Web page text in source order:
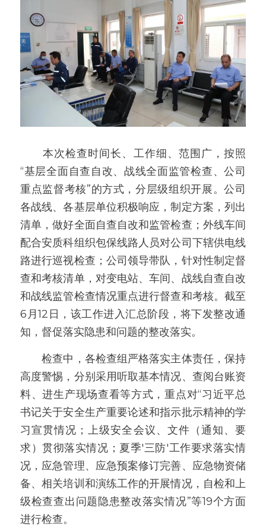
本次检查时间长、工作细、范围广，按照
“基层全面自查自改、战线全面监管检查、公司
重点监督考核”的方式，分层级组织开展。公司
各战线、各基层单位积极响应，制定方案，列出
清单，做好全面自查自改和监管检查；外线车间
配合安质科组织包保线路人员对公司下辖供电线
路进行巡视检查；公司领导带队，针对性制定督
查和考核清单，对变电站、车间、战线自查自改
和战线监管检查情况重点进行督查和考核。截至
6月12日，该工作进入汇总阶段，将下发整改通
知，督促落实隐患和问题的整改落实。
检查中，各检查组严格落实主体责任，保持
高度警惕，分别采用听取基本情况、查阅台账资
料、进生产现场查看等方式，重点对“习近平总
书记关于安全生产重要论述和指示批示精神的学
习宣贯情况；上级安全会议、文件（通知、要
求）贯彻落实情况；夏季'三防'工作要求落实情
况，应急管理、应急预案修订完善、应急物资储
备、相关培训和演练工作的开展情况，自检和上
级检查查出问题隐患整改落实情况”等19个方面
进行检查。